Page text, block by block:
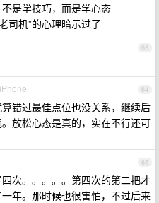
是学技巧，而是学心态
司机”的心理暗示过了
63
64
错过最佳点位也没关系，继续后
放松心态是真的，实在不行还可
65
次。。。。。第四次的第二把才
年。那时候也很害怕，不过后来